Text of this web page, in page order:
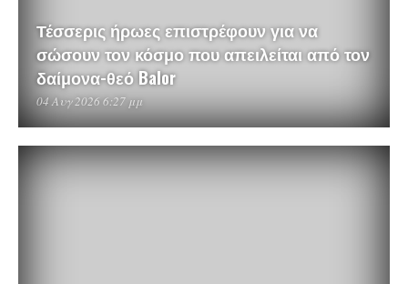
Τέσσερις ήρωες επιστρέφουν για να
σώσουν τον κόσμο που απειλείται από τον
δαίμονα-θεό Balor
04 Αυγ 2026 6:27 μμ